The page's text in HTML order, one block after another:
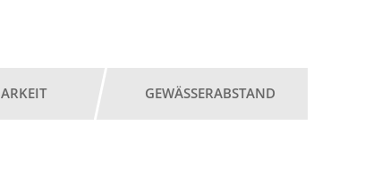
GEWÄSSERABSTAND